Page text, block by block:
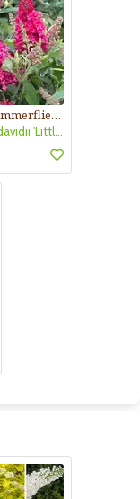
Zwerg-Sommerflieder
Buddleja davidii 'Little Ruby'